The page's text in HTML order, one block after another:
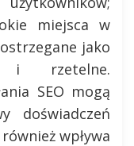
miejsca w
jako
i rzetelne.
SEO mogą
doświadczeń
wpływa